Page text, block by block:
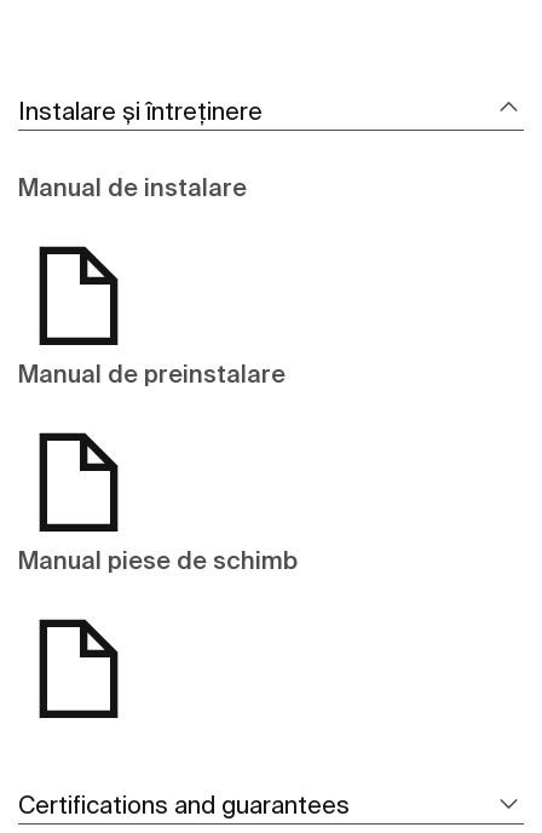
Instalare și întreținere
Manual de instalare
Manual de preinstalare
Manual piese de schimb
Certifications and guarantees